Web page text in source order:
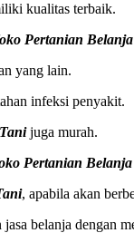
kualitas terbaik.
Pertanian
yang lain.
infeksi penyakit.
juga murah.
Pertanian
, apabila akan
belanja dengan